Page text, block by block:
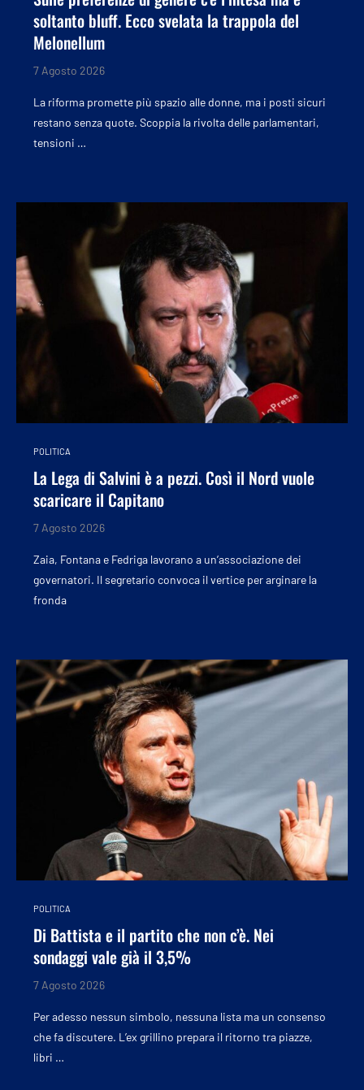
soltanto bluff. Ecco svelata la trappola del
Melonellum
7 Agosto 2026
La riforma promette più spazio alle donne, ma i posti sicuri
restano senza quote. Scoppia la rivolta delle parlamentari,
tensioni …
POLITICA
La Lega di Salvini è a pezzi. Così il Nord vuole
scaricare il Capitano
7 Agosto 2026
Zaia, Fontana e Fedriga lavorano a un’associazione dei
governatori. Il segretario convoca il vertice per arginare la
fronda
POLITICA
Di Battista e il partito che non c’è. Nei
sondaggi vale già il 3,5%
7 Agosto 2026
Per adesso nessun simbolo, nessuna lista ma un consenso
che fa discutere. L’ex grillino prepara il ritorno tra piazze,
libri …